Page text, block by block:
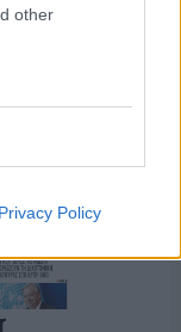
other
Privacy Policy